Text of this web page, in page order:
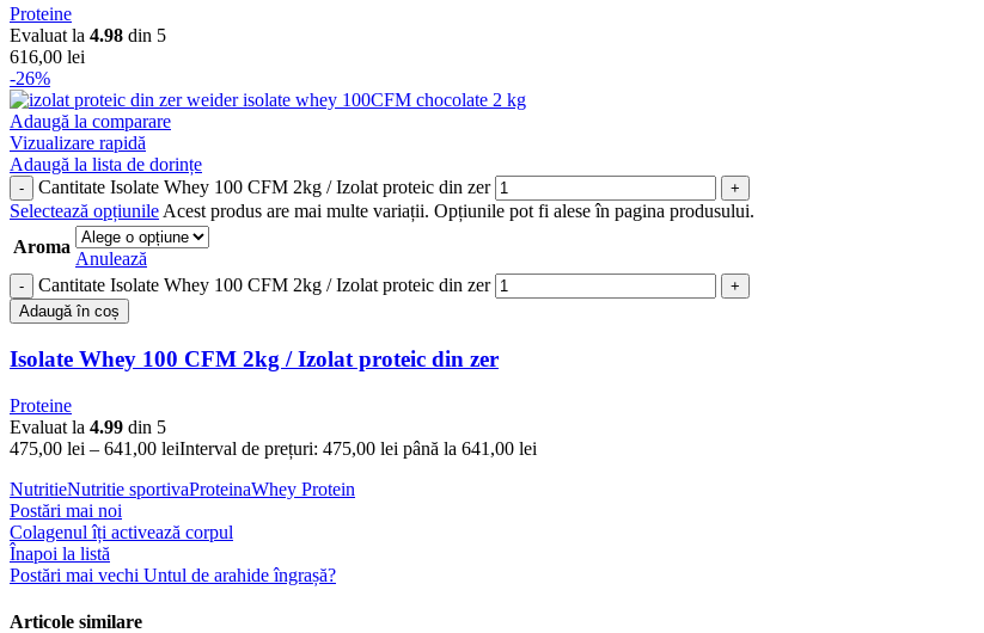
Proteine
Evaluat la 4.98 din 5
616,00 lei
-26%
Adaugă la comparare
Vizualizare rapidă
Adaugă la lista de dorințe
Cantitate Isolate Whey 100 CFM 2kg / Izolat proteic din zer
Selectează opțiunile Acest produs are mai multe variații. Opțiunile pot fi alese în pagina produsului.
Aroma
Anulează
Cantitate Isolate Whey 100 CFM 2kg / Izolat proteic din zer
Adaugă în coș
Isolate Whey 100 CFM 2kg / Izolat proteic din zer
Proteine
Evaluat la 4.99 din 5
475,00 lei – 641,00 leiInterval de prețuri: 475,00 lei până la 641,00 lei
NutritieNutritie sportivaProteinaWhey Protein
Postări mai noi
Colagenul îți activează corpul
Înapoi la listă
Postări mai vechi Untul de arahide îngrașă?
Articole similare